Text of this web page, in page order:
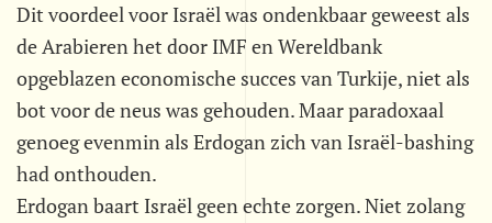
Dit voordeel voor Israël was ondenkbaar geweest als
de Arabieren het door IMF en Wereldbank
opgeblazen economische succes van Turkije, niet als
bot voor de neus was gehouden. Maar paradoxaal
genoeg evenmin als Erdogan zich van Israël-bashing
had onthouden.
Erdogan baart Israël geen echte zorgen. Niet zolang